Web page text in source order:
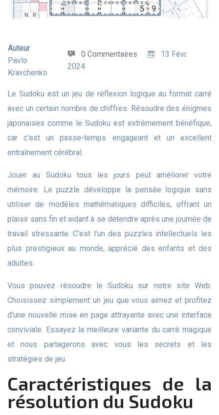
Auteur
Pavlo
Kravchenko
0 Commentaires
13 Févr.
2024
Le Sudoku est un jeu de réflexion logique au format carré
avec un certain nombre de chiffres. Résoudre des énigmes
japonaises comme le Sudoku est extrêmement bénéfique,
car c'est un passe-temps engageant et un excellent
entraînement cérébral.
Jouer au Sudoku tous les jours peut améliorer votre
mémoire. Le puzzle développe la pensée logique sans
utiliser de modèles mathématiques difficiles, offrant un
plaisir sans fin et aidant à se détendre après une journée de
travail stressante. C'est l'un des puzzles intellectuels les
plus prestigieux au monde, apprécié des enfants et des
adultes.
Vous pouvez résoudre le Sudoku sur notre site Web.
Choisissez simplement un jeu que vous aimez et profitez
d’une nouvelle mise en page attrayante avec une interface
conviviale. Essayez la meilleure variante du carré magique
et nous partagerons avec vous les secrets et les
stratégies de jeu.
Caractéristiques de la
résolution du Sudoku